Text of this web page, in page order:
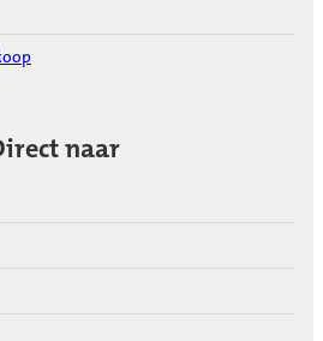
naar